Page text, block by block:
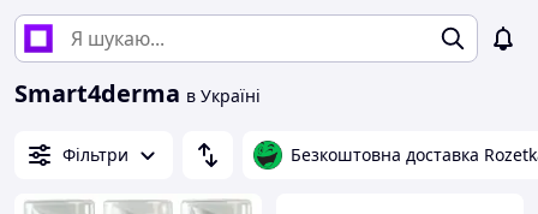
Smart4derma в Україні
Фільтри Безкоштовна доставка